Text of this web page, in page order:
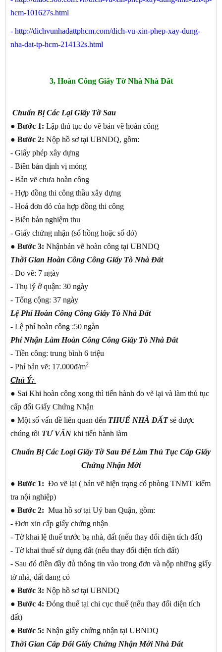
hcm-101627s.html
- http://dichvunhadattphcm.com/dich-vu-xin-phep-xay-dung-
nha-dat-tp-hcm-214132s.html
3, Hoàn Công Giấy Tờ Nhà Nhà Đất
Chuẩn Bị Các Lại Giấy Tờ Sau
● Bước 1: Lập thủ tục đo vẽ bản vẽ hoàn công
● Bước 2: Nộp hồ sơ tại UBNDQ, gồm:
- Giấy phép xây dựng
- Biên bản định vị móng
- Bản vẽ chưa hoàn công
- Hợp đồng thi công thầu xây dựng
- Hoá đơn đỏ của hợp đồng thi công
- Biên bản nghiệm thu
- Giấy chứng nhận (sổ hồng hoặc sổ đỏ)
● Bước 3: Nhậnbản vẽ hoàn công tại UBNDQ
Thời Gian Hoàn Công Công Giấy Tò Nhà Đất
- Đo vẽ: 7 ngày
- Thụ lý ở quận: 30 ngày
- Tổng cộng: 37 ngày
Lệ Phí Hoàn Công Công Giấy Tò Nhà Đất
- Lệ phí hoàn công :50 ngàn
Phí Nhận Làm Hoàn Công Công Giấy Tò Nhà Đất
- Tiền công: trung bình 6 triệu
- Phí bản vẽ: 17.000đ/m2
Chú Ý:
● Sai Khi hoàn công xong thì tiến hành đo vẽ lại và làm thủ tục
cấp đổi Giấy Chứng Nhận
● Một số vấn đề liên quan đến THUẾ NHÀ ĐẤTsẻ được
chúng tôi TƯ VẤN khi tiến hành làm
Chuẩn Bị Các Loại Giấy Tờ Sau Để Làm Thủ Tục Cấp Giấy
Chứng Nhận Mới
● Bước 1: Đo vẽ lại ( bản vẽ hiện trạng có phòng TNMT kiểm
tra nội nghiệp)
● Bước 2: Mua hồ sơ tại Uỷ ban Quận, gồm:
- Đơn xin cấp giấy chứng nhận
- Tờ khai lệ thuế trước bạ nhà, đất (nếu thay đổi diện tích đất)
- Tờ khai thuế sử dụng đất (nếu thay đổi diện tích đất)
- Sau đó điền đầy đủ thông tin vào trong đơn và nộp những giấy
tờ nhà, đất đang có
● Bước 3: Nộp hồ sơ tại UBNDQ
● Bước 4: Đóng thuế tại chi cục thuế (nếu thay đổi diện tích
đất)
● Bước 5: Nhận giấy chứng nhận tại UBNDQ
Thời Gian Cấp Đổi Giấy Chứng Nhận Mới Nhà Đất